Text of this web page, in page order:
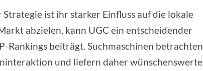
ist ihr starker Einfluss auf die lokale
abzielen, kann UGC ein entscheidender
Rankings beiträgt. Suchmaschinen betrachten
und liefern daher wünschenswerte